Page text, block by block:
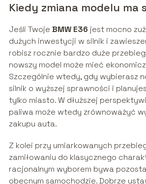
Kiedy zmiana modelu ma
Jeśli Twoje BMW E36 jest mocno
dużych inwestycji w silnik i
robisz rocznie bardzo duże
nowszy model może mieć
Szczególnie wtedy, gdy wybierasz
silnik o wyższej sprawności i
tylko miasto. W dłuższej
paliwa może wtedy zrównoważyć
zakupu auta.
Z kolei przy umiarkowanych
zamiłowaniu do klasycznego
racjonalnym wyborem bywa
obecnym samochodzie. Dobrze